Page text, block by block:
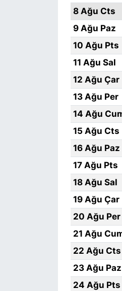
8 Ağu Cts
9 Ağu Paz
10 Ağu Pts
11 Ağu Sal
12 Ağu Çar
13 Ağu Per
14 Ağu
15 Ağu Cts
16 Ağu Paz
17 Ağu Pts
18 Ağu Sal
19 Ağu Çar
20 Ağu Per
21 Ağu
22 Ağu Cts
23 Ağu Paz
24 Ağu Pts